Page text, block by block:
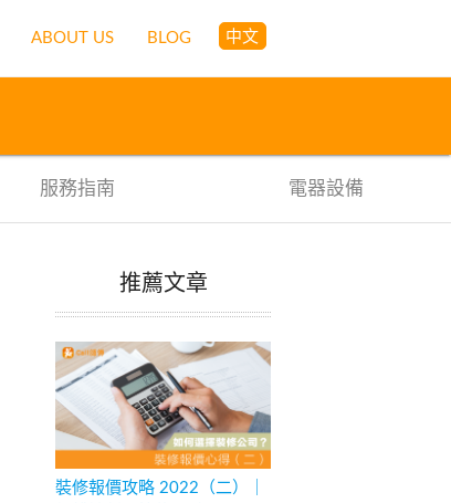
ABOUT US BLOG 中文
服務指南 電器設備
推薦文章
裝修報價攻略 2022（二）｜